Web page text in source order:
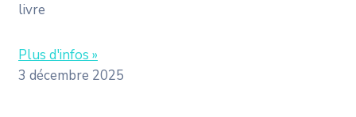
livre
Plus d'infos »
3 décembre 2025